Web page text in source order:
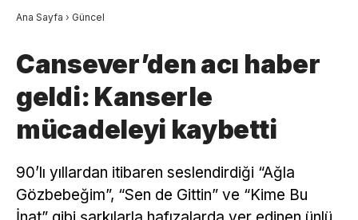
Ana Sayfa › Güncel
Cansever’den acı haber
geldi: Kanserle
mücadeleyi kaybetti
90’lı yıllardan itibaren seslendirdiği “Ağla
Gözbebeğim”, “Sen de Gittin” ve “Kime Bu